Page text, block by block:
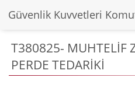
Güvenlik Kuvvetleri
T380825- MUHTELİF
PERDE TEDARİKİ